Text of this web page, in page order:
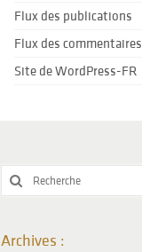
Flux des publications
Flux des commentaires
Site de WordPress-FR
Rechercher
Archives :